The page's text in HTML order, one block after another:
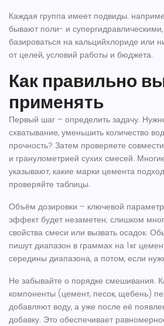
Каждая группа имеет подвиды:
бывают поли- и
базироваться на кальцийхлориде или
от целей, условий работы и бюджета.
Как правильно
применять
Первый шаг – определить задачу.
схватывание, уменьшить количество
прочность? Затем проверяете
и гранулометрией сухих смесей.
указывают, какие марки цемента
проверяйте таблицы.
Объём дозировки – ключевой
эффект будет незаметен; слишком
свойства смеси или вызвать осадок.
пишут диапазон в граммах на 1 кг
середины диапазона, а потом, если
Не забывайте о порядке смешивания.
компоненты (цемент, песок, щебень)
добавляют воду, а уже после её
добавку. Это обеспечивает